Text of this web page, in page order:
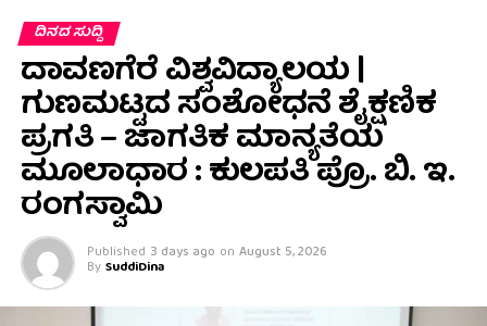
ದಿನದ ಸುದ್ದಿ
ದಾವಣಗೆರೆ ವಿಶ್ವವಿದ್ಯಾಲಯ |
ಗುಣಮಟ್ಟದ ಸಂಶೋಧನೆ ಶೈಕ್ಷಣಿಕ
ಪ್ರಗತಿ – ಜಾಗತಿಕ ಮಾನ್ಯತೆಯ
ಮೂಲಾಧಾರ : ಕುಲಪತಿ ಪ್ರೊ. ಬಿ. ಇ.
ರಂಗಸ್ವಾಮಿ
Published 3 days ago on August 5, 2026
By SuddiDina